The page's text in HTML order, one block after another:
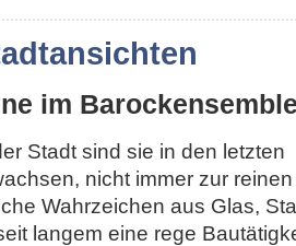
im
Stadt sind sie in den letzten
nicht immer zur
Wahrzeichen aus Glas,
langem eine rege